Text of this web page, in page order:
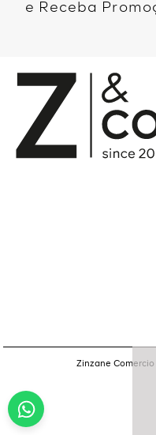
e Receba
Zinzane Comercio